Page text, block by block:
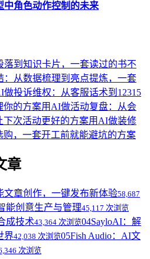
中角色动作控制的未来
到知识卡片，一套读过的书不
：从数据梳理到亮点提炼，一套
做投诉维权：从客服话术到12315
你的方案用AI做活动复盘：从会
下次活动更好的方案用AI做装修
，一套开工前就能避坑的方案
章
章创作，一键发布新体验58,687
能创意生产与管理45,117 次浏览
成技术43,364 次浏览04SayloAI：解
界42,038 次浏览05Fish Audio：AI文
次浏览